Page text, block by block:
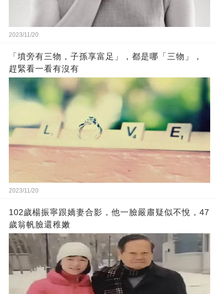
2023/11/20
「墳旁有三物，子孫享富足」，都是哪「三物」，
趕緊看一看有沒有
2023/11/20
102歲楊振寧跟嬌妻合影，他一臉嚴肅疑似不悅，47
歲翁帆臉還稚嫩